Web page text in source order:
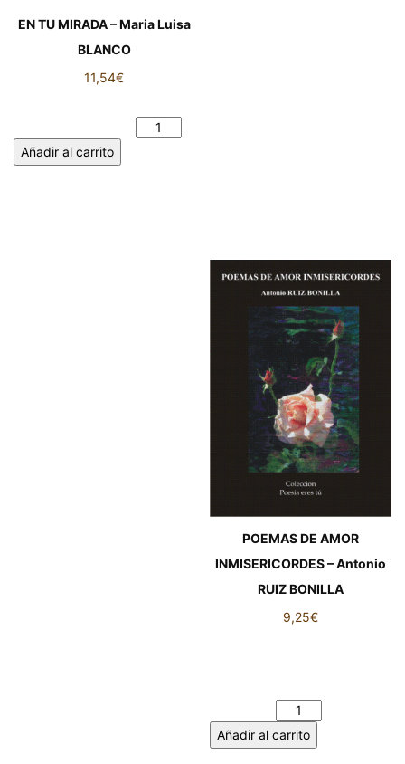
EN TU MIRADA – Maria Luisa
BLANCO
11,54€
Añadir al carrito
POEMAS DE AMOR
INMISERICORDES – Antonio
RUIZ BONILLA
9,25€
Añadir al carrito